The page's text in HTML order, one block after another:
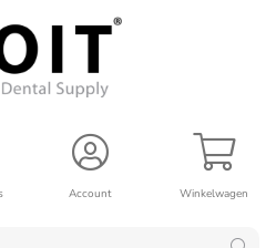
Winkelwagen
Account